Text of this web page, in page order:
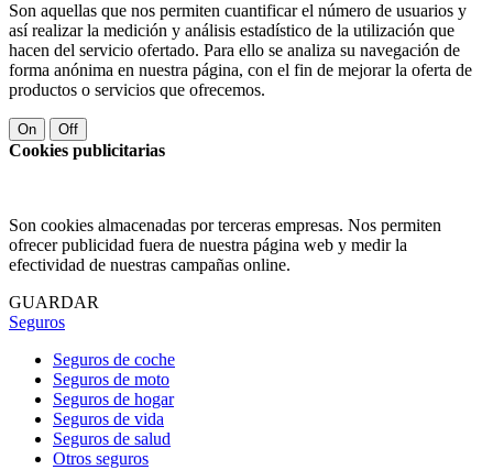
Son aquellas que nos permiten cuantificar el número de usuarios y
así realizar la medición y análisis estadístico de la utilización que
hacen del servicio ofertado. Para ello se analiza su navegación de
forma anónima en nuestra página, con el fin de mejorar la oferta de
productos o servicios que ofrecemos.
On Off
Cookies publicitarias
Son cookies almacenadas por terceras empresas. Nos permiten
ofrecer publicidad fuera de nuestra página web y medir la
efectividad de nuestras campañas online.
GUARDAR
Seguros
Seguros de coche
Seguros de moto
Seguros de hogar
Seguros de vida
Seguros de salud
Otros seguros